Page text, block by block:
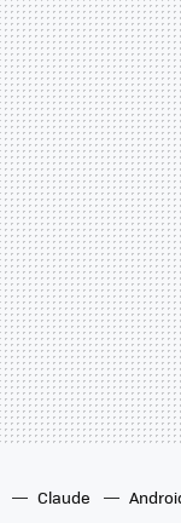
Claude